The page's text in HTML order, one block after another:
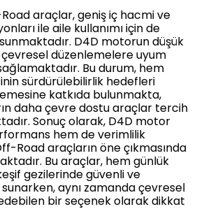
araçlar, geniş iç hacmi ve
ile aile kullanımı için de
D4D motorun düşük
düzenlemelere uyum
Bu durum, hem
sürdürülebilirlik hedefleri
katkıda bulunmakta,
daha çevre dostu araçlar tercih
Sonuç olarak, D4D motor
hem de verimlilik
Road araçların öne çıkmasında
Bu araçlar, hem günlük
gezilerinde güvenli ve
aynı zamanda çevresel
bir seçenek olarak dikkat